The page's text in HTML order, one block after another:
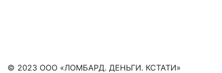
© 2023 ООО «ЛОМБАРД. ДЕНЬГИ. КСТАТИ»